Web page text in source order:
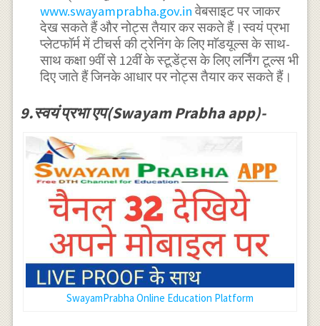
www.swayamprabha.gov.in वेबसाइट पर जाकर
देख सकते हैं और नोट्स तैयार कर सकते हैं।स्वयं प्रभा
प्लेटफॉर्म में टीचर्स की ट्रेनिंग के लिए माॅडयूल्स के साथ-
साथ कक्षा 9वीं से 12वीं के स्टूडेंट्स के लिए लर्निंग टूल्स भी
दिए जाते हैं जिनके आधार पर नोट्स तैयार कर सकते हैं।
9.स्वयं प्रभा एप(Swayam Prabha app)-
SwayamPrabha Online Education Platform